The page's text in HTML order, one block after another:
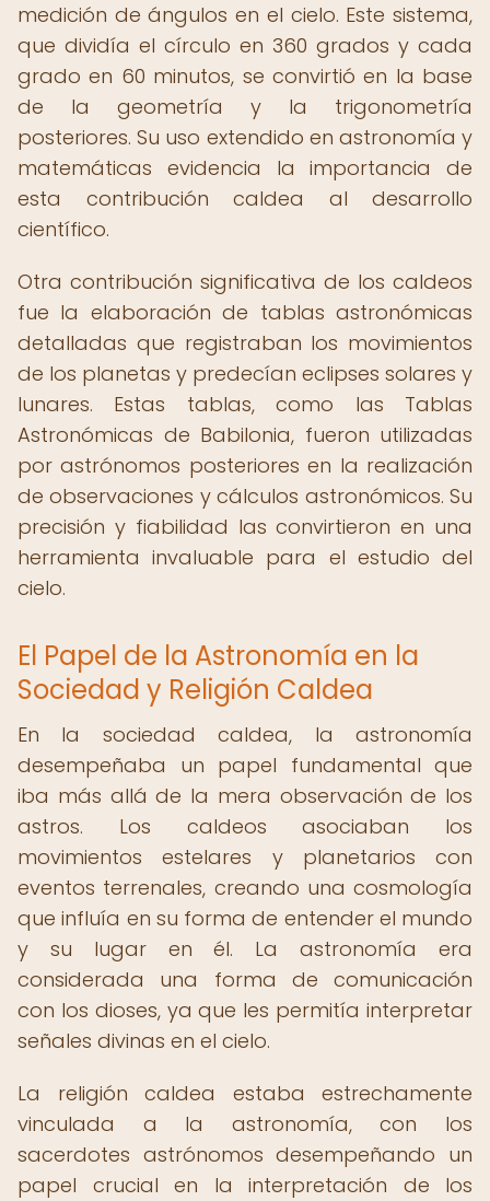
medición de ángulos en el cielo. Este sistema,
que dividía el círculo en 360 grados y cada
grado en 60 minutos, se convirtió en la base
de la geometría y la trigonometría
posteriores. Su uso extendido en astronomía y
matemáticas evidencia la importancia de
esta contribución caldea al desarrollo
científico.
Otra contribución significativa de los caldeos
fue la elaboración de tablas astronómicas
detalladas que registraban los movimientos
de los planetas y predecían eclipses solares y
lunares. Estas tablas, como las Tablas
Astronómicas de Babilonia, fueron utilizadas
por astrónomos posteriores en la realización
de observaciones y cálculos astronómicos. Su
precisión y fiabilidad las convirtieron en una
herramienta invaluable para el estudio del
cielo.
El Papel de la Astronomía en la
Sociedad y Religión Caldea
En la sociedad caldea, la astronomía
desempeñaba un papel fundamental que
iba más allá de la mera observación de los
astros. Los caldeos asociaban los
movimientos estelares y planetarios con
eventos terrenales, creando una cosmología
que influía en su forma de entender el mundo
y su lugar en él. La astronomía era
considerada una forma de comunicación
con los dioses, ya que les permitía interpretar
señales divinas en el cielo.
La religión caldea estaba estrechamente
vinculada a la astronomía, con los
sacerdotes astrónomos desempeñando un
papel crucial en la interpretación de los